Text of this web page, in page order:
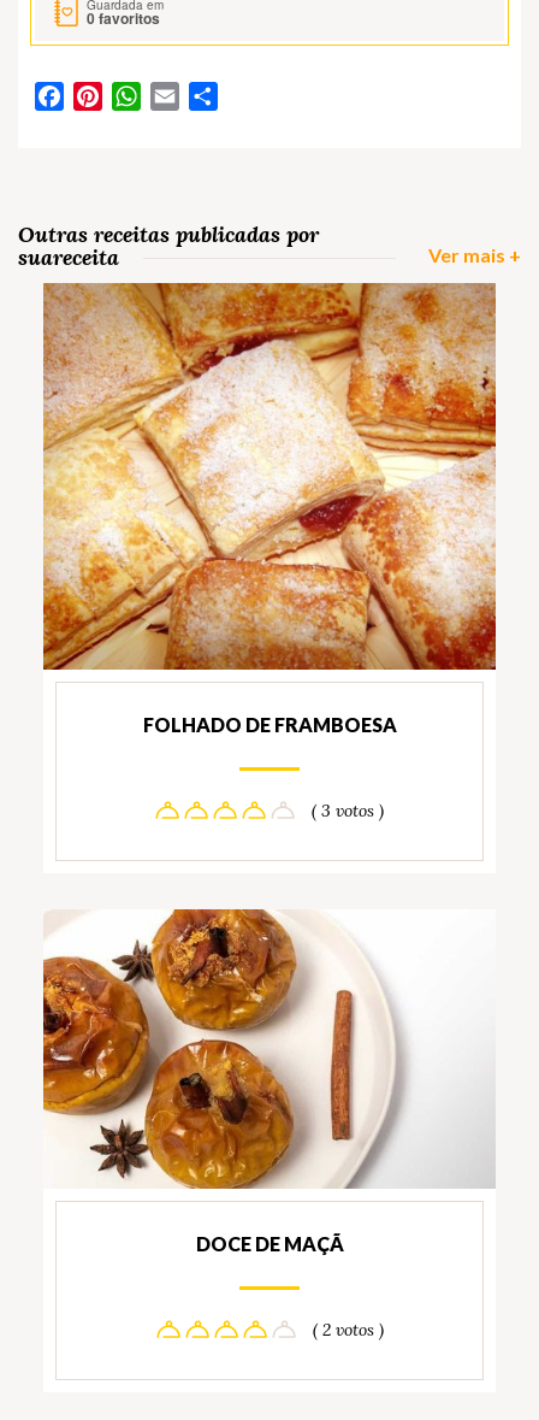
Guardada em
0favoritos
FacebookPinterestWhatsApp
Email
Outras receitas publicadas por
suareceita
Ver mais +
FOLHADO DE FRAMBOESA
( 3 votos )
DOCE DE MAÇÃ
( 2 votos )